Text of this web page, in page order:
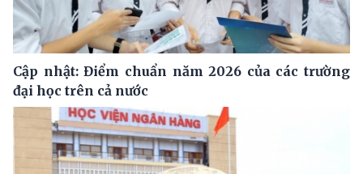
Cập nhật: Điểm chuẩn năm 2026 của các trường
đại học trên cả nước